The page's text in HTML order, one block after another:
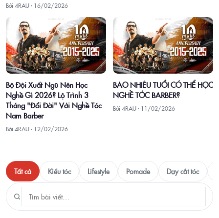
Bởi 4RAU · 16/02/2026
Bộ Đội Xuất Ngũ Nên Học
Nghề Gì 2026? Lộ Trình 3
Tháng "Đổi Đời" Với Nghề Tóc
Nam Barber
Bởi 4RAU · 12/02/2026
BAO NHIÊU TUỔI CÓ THỂ HỌC
NGHỀ TÓC BARBER?
Bởi 4RAU · 11/02/2026
Tất cả Kiểu tóc Lifestyle Pomade Dạy cắt tóc